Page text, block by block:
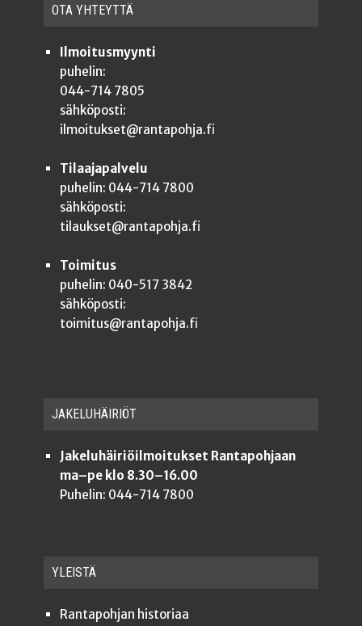
OTA YHTEYT­TÄ
Ilmoitusmyynti
puhelin:
044-714 7805
sähköposti:
ilmoitukset@rantapohja.fi
Tilaajapalvelu
puhelin: 044-714 7800
sähköposti:
tilaukset@rantapohja.fi
Toimitus
puhelin: 040-517 3842
sähköposti:
toimitus@rantapohja.fi
JAKE­LU­HÄI­RIÖT
Jakeluhäiriöilmoitukset Rantapohjaan
ma–pe klo 8.30–16.00
Puhelin: 044-714 7800
YLEISTÄ
Ran­ta­poh­jan historiaa